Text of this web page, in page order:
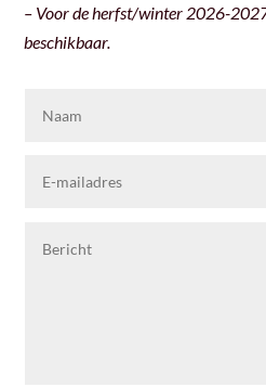
– Voor de herfst/winter 2026-
beschikbaar.